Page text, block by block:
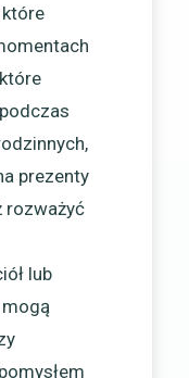
prezenty
rozważyć
lub